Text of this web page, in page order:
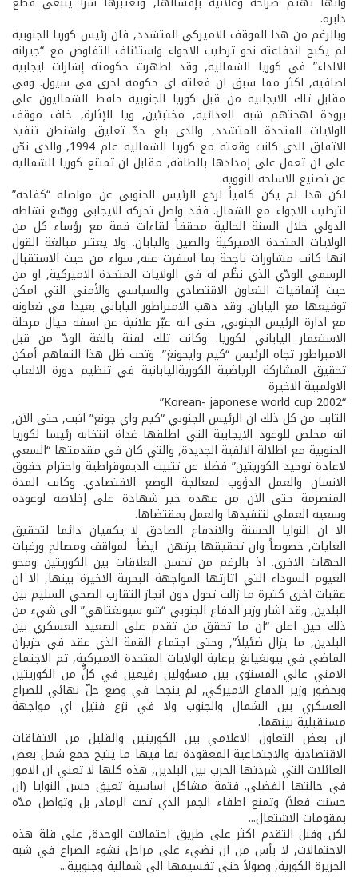
دابره.
وبالرغم من هذا الموقف الاميركي المتشدد, فان رئيس كوريا الجنوبية
لم يكبح اندفاعته نحو ترطيب الاجواء واستئناف التفاوض مع “جيرانه
الالداء” في كوريا الشمالية, وقد اظهرت حكومته إشارات ايجابية
اضافية, اكثر مما سبق ان فعلته اي حكومة اخرى في سيول. وفي
مقابل تلك الايجابية من قبل كوريا الجنوبية حافظ الشماليون على
برودة لهجتهم شبه العدائية, مختبئين, ويا للإثارة, خلف موقف
الولايات المتحدة المتشدد, والذي بلغ حدّ تعليق واشنطن تنفيذ
الاتفاق الذي كانت وقعته مع كوريا الشمالية عام 1994, والذي نصّ
على ان تعمل على إمدادها بالطاقة, مقابل ان تمتنع كوريا الشمالية
عن تصنيع الاسلحة النووية.
لكن هذا لم يكن كافياً لردع الرئيس الجنوبي عن مواصلة “كفاحه”
لترطيب الاجواء مع الشمال. فقد واصل تحركه الايجابي ووسّع نشاطه
الدولي خلال السنة الحالية محققاً لقاءات قمة مع رؤساء كل من
الولايات المتحدة الاميركية والصين واليابان. ولا يعتبر مبالغة القول
انها كانت مشاورات ناجحة بما اسفرت عنه, سواء من حيث الاستقبال
الرسمي الودّي الذي نظّم له في الولايات المتحدة الاميركية, او من
حيث إتفاقيات التعاون الاقتصادي والسياسي والأمني التي امكن
توقيعها مع اليابان. وقد ذهب الامبراطور الياباني بعيدا في تعاونه
مع ادارة الرئيس الجنوبي, حتى انه عبّر علانية عن اسفه حيال مرحلة
الاستعمار الياباني لكوريا. وكانت تلك لفتة بالغة الودّ من قبل
الامبراطور تجاه الرئيس “كيم واي­جونغ”. وتحت ظل هذا التفاهم أمكن
تحقيق المشاركة الرياضية الكورية­اليابانية في تنظيم دورة الالعاب
الاولمبية الاخيرة
“Korean- japonese world cup 2002”
الثابت من كل ذلك ان الرئيس الجنوبي “كيم واي ­جونغ” اثبت, حتى الآن,
انه مخلص للوعود الايجابية التي اطلقها غداة انتخابه رئيسا لكوريا
الجنوبية مع اطلالة الالفية الجديدة, والتي كان في مقدمتها “السعي
لاعادة توحيد الكوريتين” فضلا عن تثبيت الديموقراطية واحترام حقوق
الانسان والعمل الدؤوب لمعالجة الوضع الاقتصادي. وكانت المدة
المنصرمة حتى الآن من عهده خير شهادة على إخلاصه لوعوده
وسعيه العملي لتنفيذها والعمل بمقتضاها.
الا ان النوايا الحسنة والاندفاع الصادق لا يكفيان دائما لتحقيق
الغايات, خصوصاً وان تحقيقها يرتهن ­ ايضاً ­ لمواقف ومصالح ورغبات
الجهات الاخرى. اذ بالرغم من تحسن العلاقات بين الكوريتين ومحو
الغيوم السوداء التي اثارتها المواجهة البحرية الاخيرة بينها, الا ان
عقبات اخرى كثيرة ما زالت تحول دون انجاز التقارب الصحي السليم بين
البلدين, وقد اشار وزير الدفاع الجنوبي “شو سيونغ­تاهي” الى شيء من
ذلك حين اعلن “ان ما تحقق من تقدم على الصعيد العسكري بين
البلدين, ما يزال ضئيلاً”, وحتى اجتماع القمة الذي عقد في حزيران
الماضي في بيونغ­يانغ برعاية الولايات المتحدة الاميركية, ثم الاجتماع
الامني عالي المستوى بين مسؤولين رفيعين في كلٍّ من الكوريتين
وبحضور وزير الدفاع الاميركي, لم ينجحا في وضع حلّ نهائي للصراع
العسكري بين الشمال والجنوب ولا في نزع فتيل اي مواجهة
مستقبلية بينهما.
ان بعض التعاون الاعلامي بين الكوريتين والقليل من الاتفاقات
الاقتصادية والاجتماعية المعقودة بما فيها ما يتيح جمع شمل بعض
العائلات التي شردتها الحرب بين البلدين, هذه كلها لا تعني ان الامور
في حالتها الفضلى. فثمة مشاكل اساسية تعيق حسن النوايا (ان
حسنت فعلاً) وتمنع اطفاء الجمر الذي تحت الرماد, بل وتواصل مدّه
بمقومات الاشتعال...
لكن وقبل التقدم اكثر على طريق احتمالات الوحدة, على قلة هذه
الاحتمالات, لا بأس من ان نضيء على مراحل نشوء الصراع في شبه
الجزيرة الكورية, وصولاً حتى تقسيمها الى شمالية وجنوبية...